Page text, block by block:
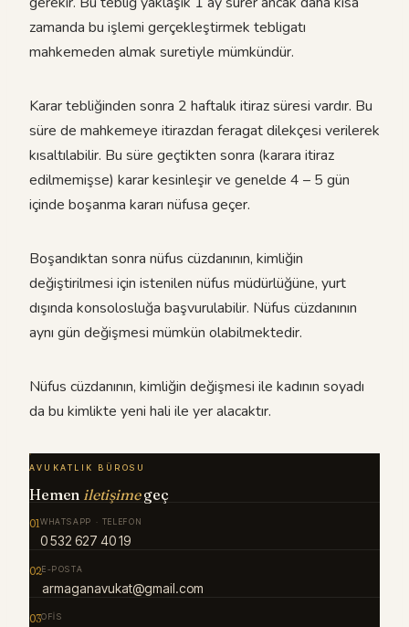
zamanda bu işlemi gerçekleştirmek tebligatı
mahkemeden almak suretiyle mümkündür.
Karar tebliğinden sonra 2 haftalık itiraz süresi vardır. Bu
süre de mahkemeye itirazdan feragat dilekçesi verilerek
kısaltılabilir. Bu süre geçtikten sonra (karara itiraz
edilmemişse) karar kesinleşir ve genelde 4 – 5 gün
içinde boşanma kararı nüfusa geçer.
Boşandıktan sonra nüfus cüzdanının, kimliğin
değiştirilmesi için istenilen nüfus müdürlüğüne, yurt
dışında konsolosluğa başvurulabilir. Nüfus cüzdanının
aynı gün değişmesi mümkün olabilmektedir.
Nüfus cüzdanının, kimliğin değişmesi ile kadının soyadı
da bu kimlikte yeni hali ile yer alacaktır.
AVUKATLIK BÜROSU
Hemen iletişimegeç
01WHATSAPP · TELEFON
0 532 627 40 19
02E-POSTA
armaganavukat@gmail.com
03OFIS